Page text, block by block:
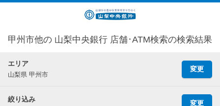
甲州市他の 山梨中央銀行 店舗･ATM検索の検索結果
エリア
山梨県 甲州市
変更
絞り込み 変更